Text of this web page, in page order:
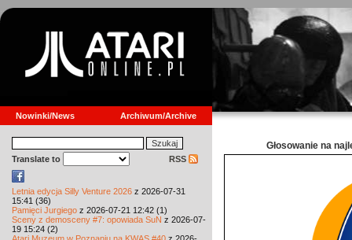
Nowinki/News Archiwum/Archive
Translate to RSS
Letnia edycja Silly Venture 2026 z 2026-07-31
15:41 (36)
Pamięci Jurgiego z 2026-07-21 12:42 (1)
Sceny z demosceny #7: opowiada SuN z 2026-07-
19 15:24 (2)
Głosowanie na